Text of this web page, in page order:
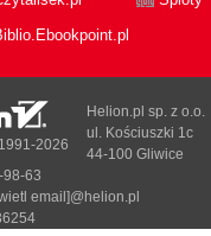
2026
Helion.pl sp. z o.o.
ul. Kościuszki 1c
44-100 Gliwice
98-63
email]@helion.pl